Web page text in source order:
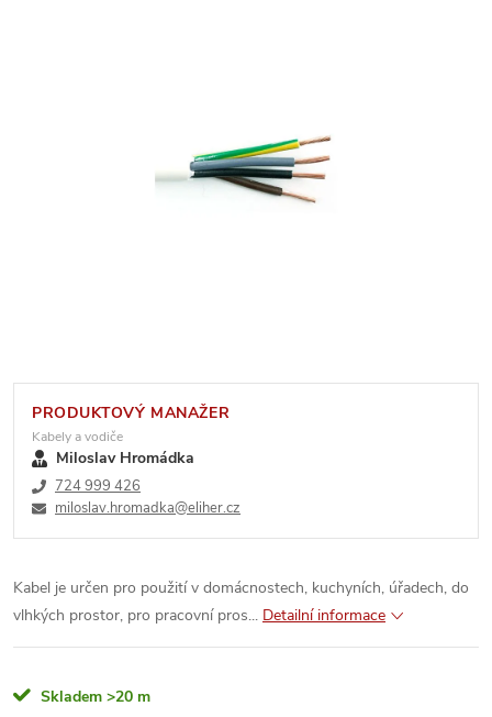
PRODUKTOVÝ MANAŽER
Kabely a vodiče
Miloslav Hromádka
724 999 426
miloslav.hromadka@eliher.cz
Kabel je určen pro použití v domácnostech, kuchyních, úřadech, do
vlhkých prostor, pro pracovní pros... Detailní informace
Skladem >20 m